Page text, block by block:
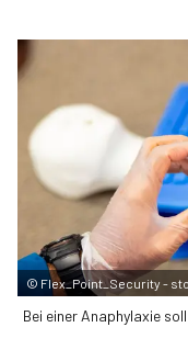
© Flex_Point_Security -
Bei einer Anaphylaxie